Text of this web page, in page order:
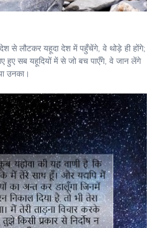
से लौटकर यहूदा देश में पहुँचेंगे, वे थोड़े ही होंगे;
सब यहूदियों में से जो बच पाएँगे, वे जान लेंगे
उनका।